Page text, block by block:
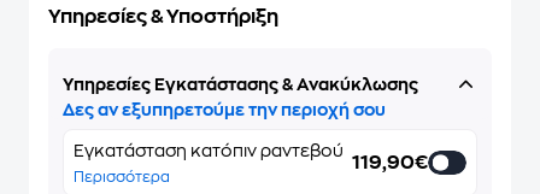
Υπηρεσίες & Υποστήριξη
Υπηρεσίες Εγκατάστασης & Ανακύκλωσης
Δες αν εξυπηρετούμε την περιοχή σου
Εγκατάσταση κατόπιν ραντεβού
Περισσότερα
119,90€